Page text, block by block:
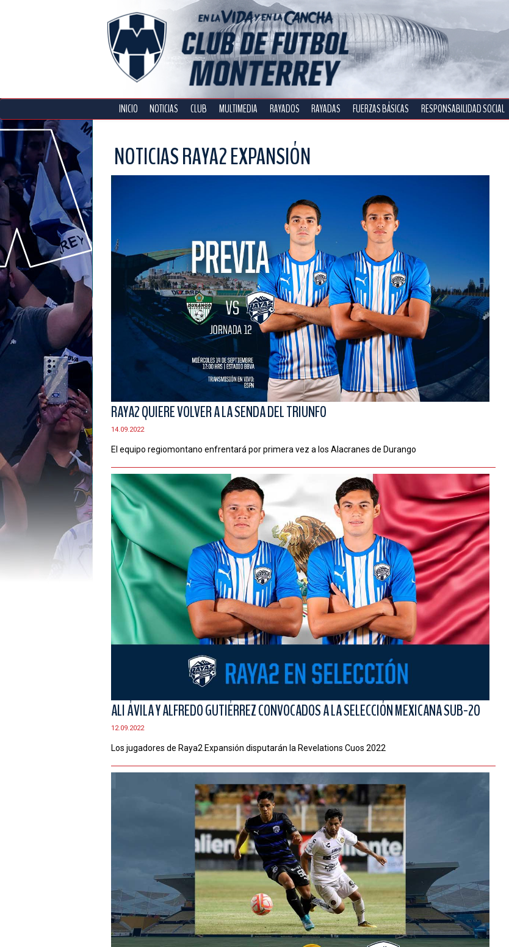
INICIO NOTICIAS CLUB MULTIMEDIA RAYADOS RAYADAS FUERZAS BÁSICAS RESPONSABILIDAD SOCIAL
NOTICIAS RAYA2 EXPANSIÓN
RAYA2 QUIERE VOLVER A LA SENDA DEL TRIUNFO
14.09.2022
El equipo regiomontano enfrentará por primera vez a los Alacranes de Durango
ALI ÁVILA Y ALFREDO GUTIÉRREZ CONVOCADOS A LA SELECCIÓN MEXICANA SUB-2O
12.09.2022
Los jugadores de Raya2 Expansión disputarán la Revelations Cuos 2022